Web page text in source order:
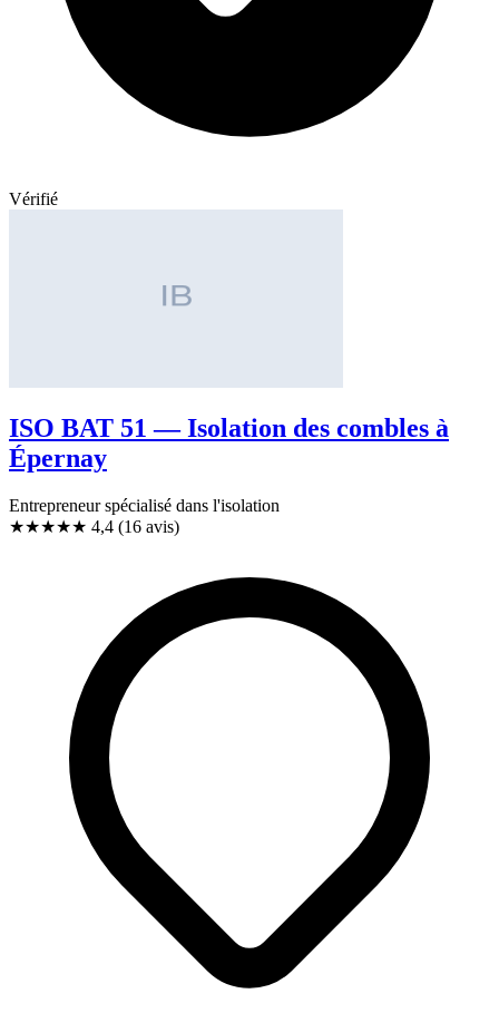
Vérifié
ISO BAT 51 — Isolation des combles à
Épernay
Entrepreneur spécialisé dans l'isolation
★★★★★ 4,4 (16 avis)